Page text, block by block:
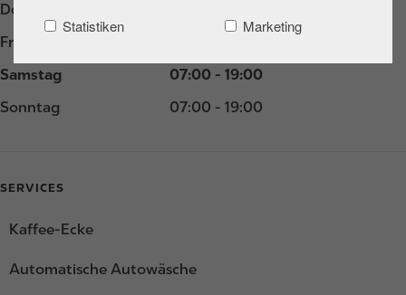
Statistiken
Marketing
Donnerstag
Freitag
Samstag
07:00 - 19:00
Sonntag
07:00 - 19:00
SERVICES
Kaffee-Ecke
Automatische Autowäsche